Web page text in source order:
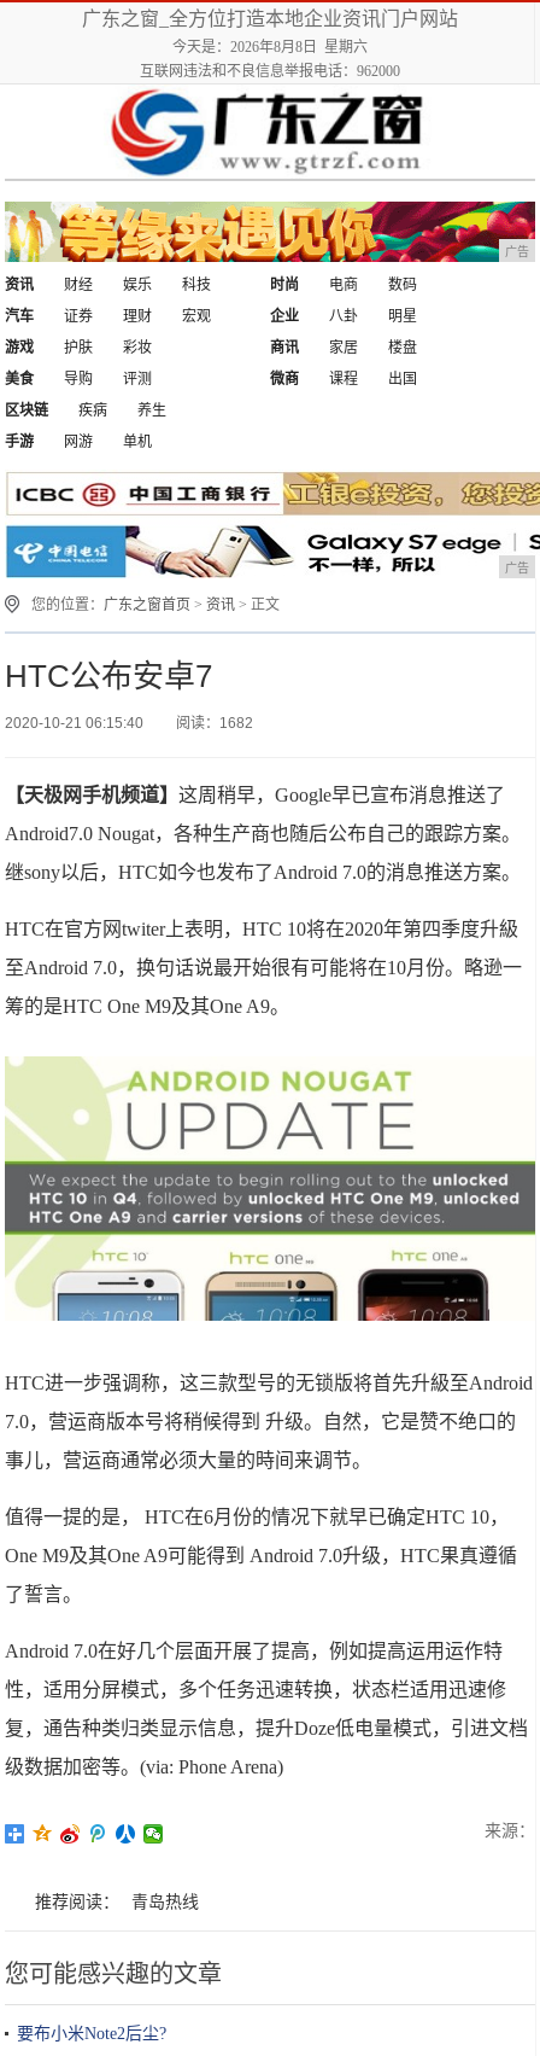
广东之窗_全方位打造本地企业资讯门户网站
今天是：2026年8月8日 星期六
互联网违法和不良信息举报电话：962000
广告
资讯 财经 娱乐
科技
汽车
证券 理财 宏观
时尚 电商
数码
企业
八卦
明星
游戏
护肤
彩妆
美食
导购 评测
商讯 家居
楼盘
微商
课程
出国
区块链
疾病
养生
手游
网游 单机
广告
您的位置： 广东之窗首页 >资讯 > 正文
HTC公布安卓7
2020-10-21 06:15:40 阅读：1682
【天极网手机频道】这周稍早，Google早已宣布消息推送了
Android7.0 Nougat，各种生产商也随后公布自己的跟踪方案。
继sony以后，HTC如今也发布了Android 7.0的消息推送方案。
HTC在官方网twiter上表明，HTC 10将在2020年第四季度升級
至Android 7.0，换句话说最开始很有可能将在10月份。略逊一
筹的是HTC One M9及其One A9。
HTC进一步强调称，这三款型号的无锁版将首先升級至Android
7.0，营运商版本号将稍候得到 升级。自然，它是赞不绝口的
事儿，营运商通常必须大量的時间来调节。
值得一提的是， HTC在6月份的情况下就早已确定HTC 10，
One M9及其One A9可能得到 Android 7.0升级，HTC果真遵循
了誓言。
Android 7.0在好几个层面开展了提高，例如提高运用运作特
性，适用分屏模式，多个任务迅速转换，状态栏适用迅速修
复，通告种类归类显示信息，提升Doze低电量模式，引进文档
级数据加密等。(via: Phone Arena)
来源：
推荐阅读： 青岛热线
您可能感兴趣的文章
要布小米Note2后尘?